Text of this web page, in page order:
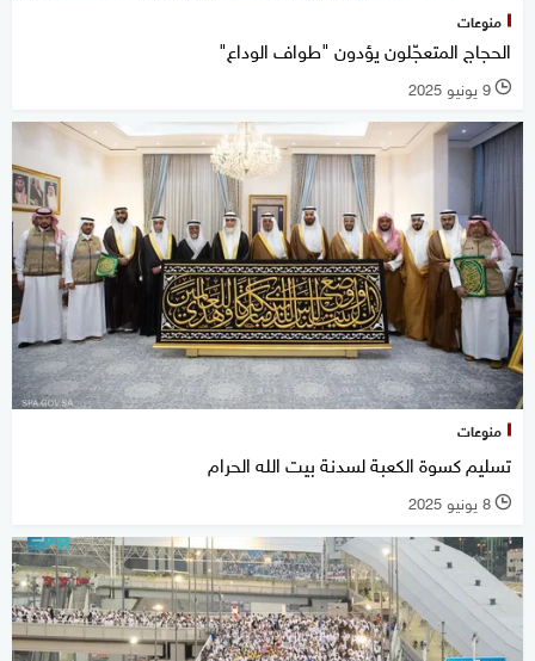
منوعات
الحجاج المتعجّلون يؤدون "طواف الوداع"
l 9 يونيو 2025
منوعات
تسليم كسوة الكعبة لسدنة بيت الله الحرام
l 8 يونيو 2025